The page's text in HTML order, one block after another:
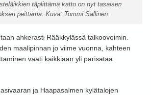
täplittämä katto on nyt tasaisen
peittämä. Kuva: Tommi Sallinen.
ahkerasti Rääkkylässä talkoovoimin.
maalipinnan jo viime vuonna, kahteen
vaati kaikkiaan yli parisataa
ja Haapasalmen kylätalojen